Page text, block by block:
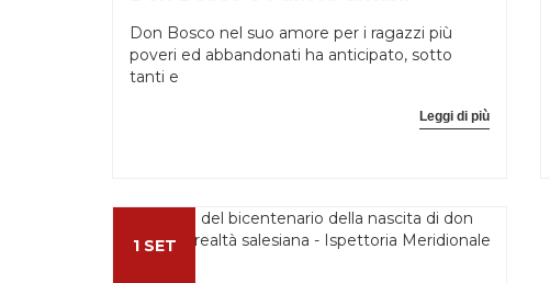
Don Bosco nel suo amore per i ragazzi più
poveri ed abbandonati ha anticipato, sotto
tanti e
Leggi di più
1 SET